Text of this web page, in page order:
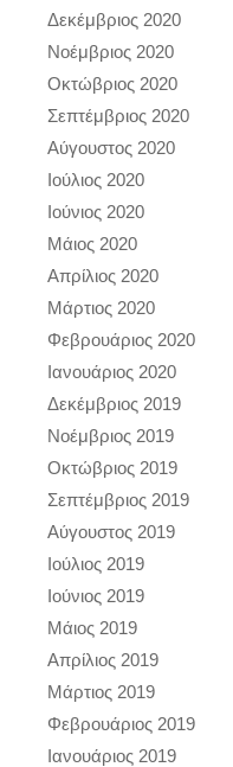
Δεκέμβριος 2020
Νοέμβριος 2020
Οκτώβριος 2020
Σεπτέμβριος 2020
Αύγουστος 2020
Ιούλιος 2020
Ιούνιος 2020
Μάιος 2020
Απρίλιος 2020
Μάρτιος 2020
Φεβρουάριος 2020
Ιανουάριος 2020
Δεκέμβριος 2019
Νοέμβριος 2019
Οκτώβριος 2019
Σεπτέμβριος 2019
Αύγουστος 2019
Ιούλιος 2019
Ιούνιος 2019
Μάιος 2019
Απρίλιος 2019
Μάρτιος 2019
Φεβρουάριος 2019
Ιανουάριος 2019